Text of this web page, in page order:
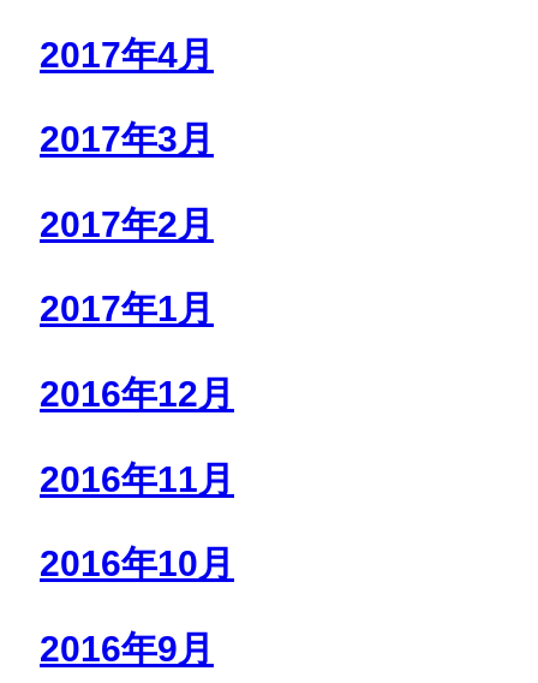
2017年4月
2017年3月
2017年2月
2017年1月
2016年12月
2016年11月
2016年10月
2016年9月